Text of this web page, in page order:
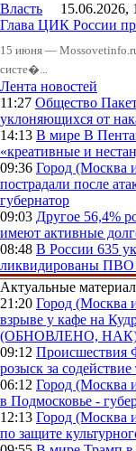
Власть 15.06.2026,
Глава ЦИК России
15 июня —
систе�...
Лента новостей
11:27 Общество
уклоняющихся от
14:13 В мире В
«креативные и
09:36 Город (Москва
пострадали после
губернатор
09:03 Другое 56,4%
имеют активные
08:48 В России 635
ликвидированы ПВО
Актуальные
21:20 Город (Москва
взрыве у кафе на
(ОБНОВЛЕНО,
09:12 Происшествия
розыск за
06:12 Город (Москва
в Подмосковье -
12:13 Город (Москва
по защите